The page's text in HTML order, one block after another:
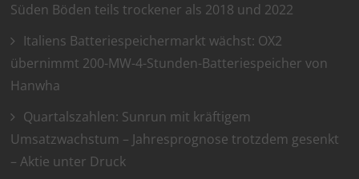
Süden Böden teils trockener als 2018 und 2022
Italiens Batteriespeichermarkt wächst: OX2
übernimmt 200-MW-4-Stunden-Batteriespeicher von
Hanwha
Quartalszahlen: Sunrun mit kräftigem
Umsatzwachstum – Jahresprognose trotzdem gesenkt
– Aktie unter Druck